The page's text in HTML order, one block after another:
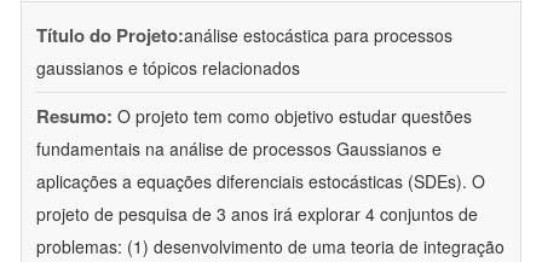
Título do Projeto:análise estocástica para processos
gaussianos e tópicos relacionados
Resumo: O projeto tem como objetivo estudar questões
fundamentais na análise de processos Gaussianos e
aplicações a equações diferenciais estocásticas (SDEs). O
projeto de pesquisa de 3 anos irá explorar 4 conjuntos de
problemas: (1) desenvolvimento de uma teoria de integração